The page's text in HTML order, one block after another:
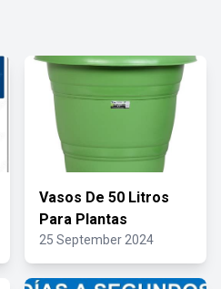
Vasos De 50 Litros
Para Plantas
25 September 2024